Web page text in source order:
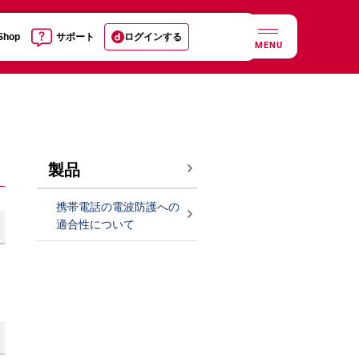
サポート ログインする
MENU
製品
携帯電話の電波防護への
適合性について